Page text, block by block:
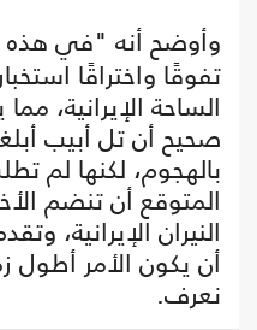
وأوضح أنه "في هذه
تفوقًا واختراقًا
الساحة الإيرانية،
صحيح أن تل أبيب
بالهجوم، لكنها لم
المتوقع أن تنضم
النيران الإيرانية،
أن يكون الأمر أطول
نعرف.